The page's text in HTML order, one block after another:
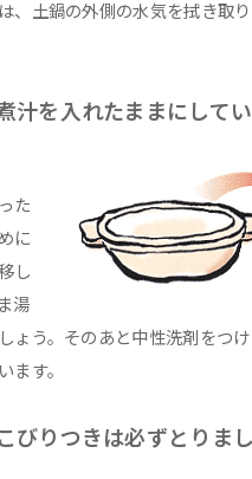
、土鍋の外側の水気を拭き取
汁を入れたままにして
た
に
し
湯
ょう。そのあと中性洗剤をつ
ます。
びりつきは必ずとりまし